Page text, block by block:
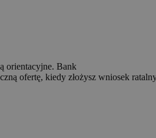
orientacyjne. Bank
ofertę, kiedy złożysz wniosek